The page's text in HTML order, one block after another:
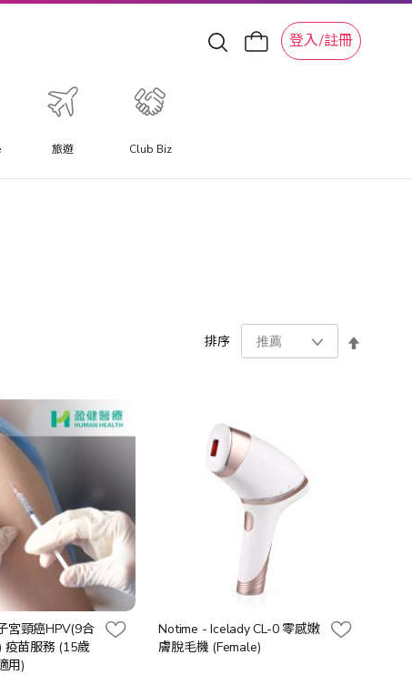
登入/註冊
旅遊 Club Biz
排序
宮頸癌HPV(9合
疫苗服務 (15歲
用)
Notime - Icelady CL-0 零感嫩
膚脫毛機 (Female)